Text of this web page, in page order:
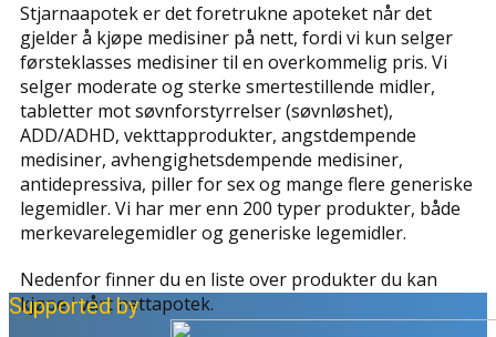
Stjarnaapotek er det foretrukne apoteket når det
gjelder å kjøpe medisiner på nett, fordi vi kun selger
førsteklasses medisiner til en overkommelig pris. Vi
selger moderate og sterke smertestillende midler,
tabletter mot søvnforstyrrelser (søvnløshet),
ADD/ADHD, vekttapprodukter, angstdempende
medisiner, avhengighetsdempende medisiner,
antidepressiva, piller for sex og mange flere generiske
legemidler. Vi har mer enn 200 typer produkter, både
merkevarelegemidler og generiske legemidler.
Nedenfor finner du en liste over produkter du kan
kjøpe i vårt nettapotek.
Supported by